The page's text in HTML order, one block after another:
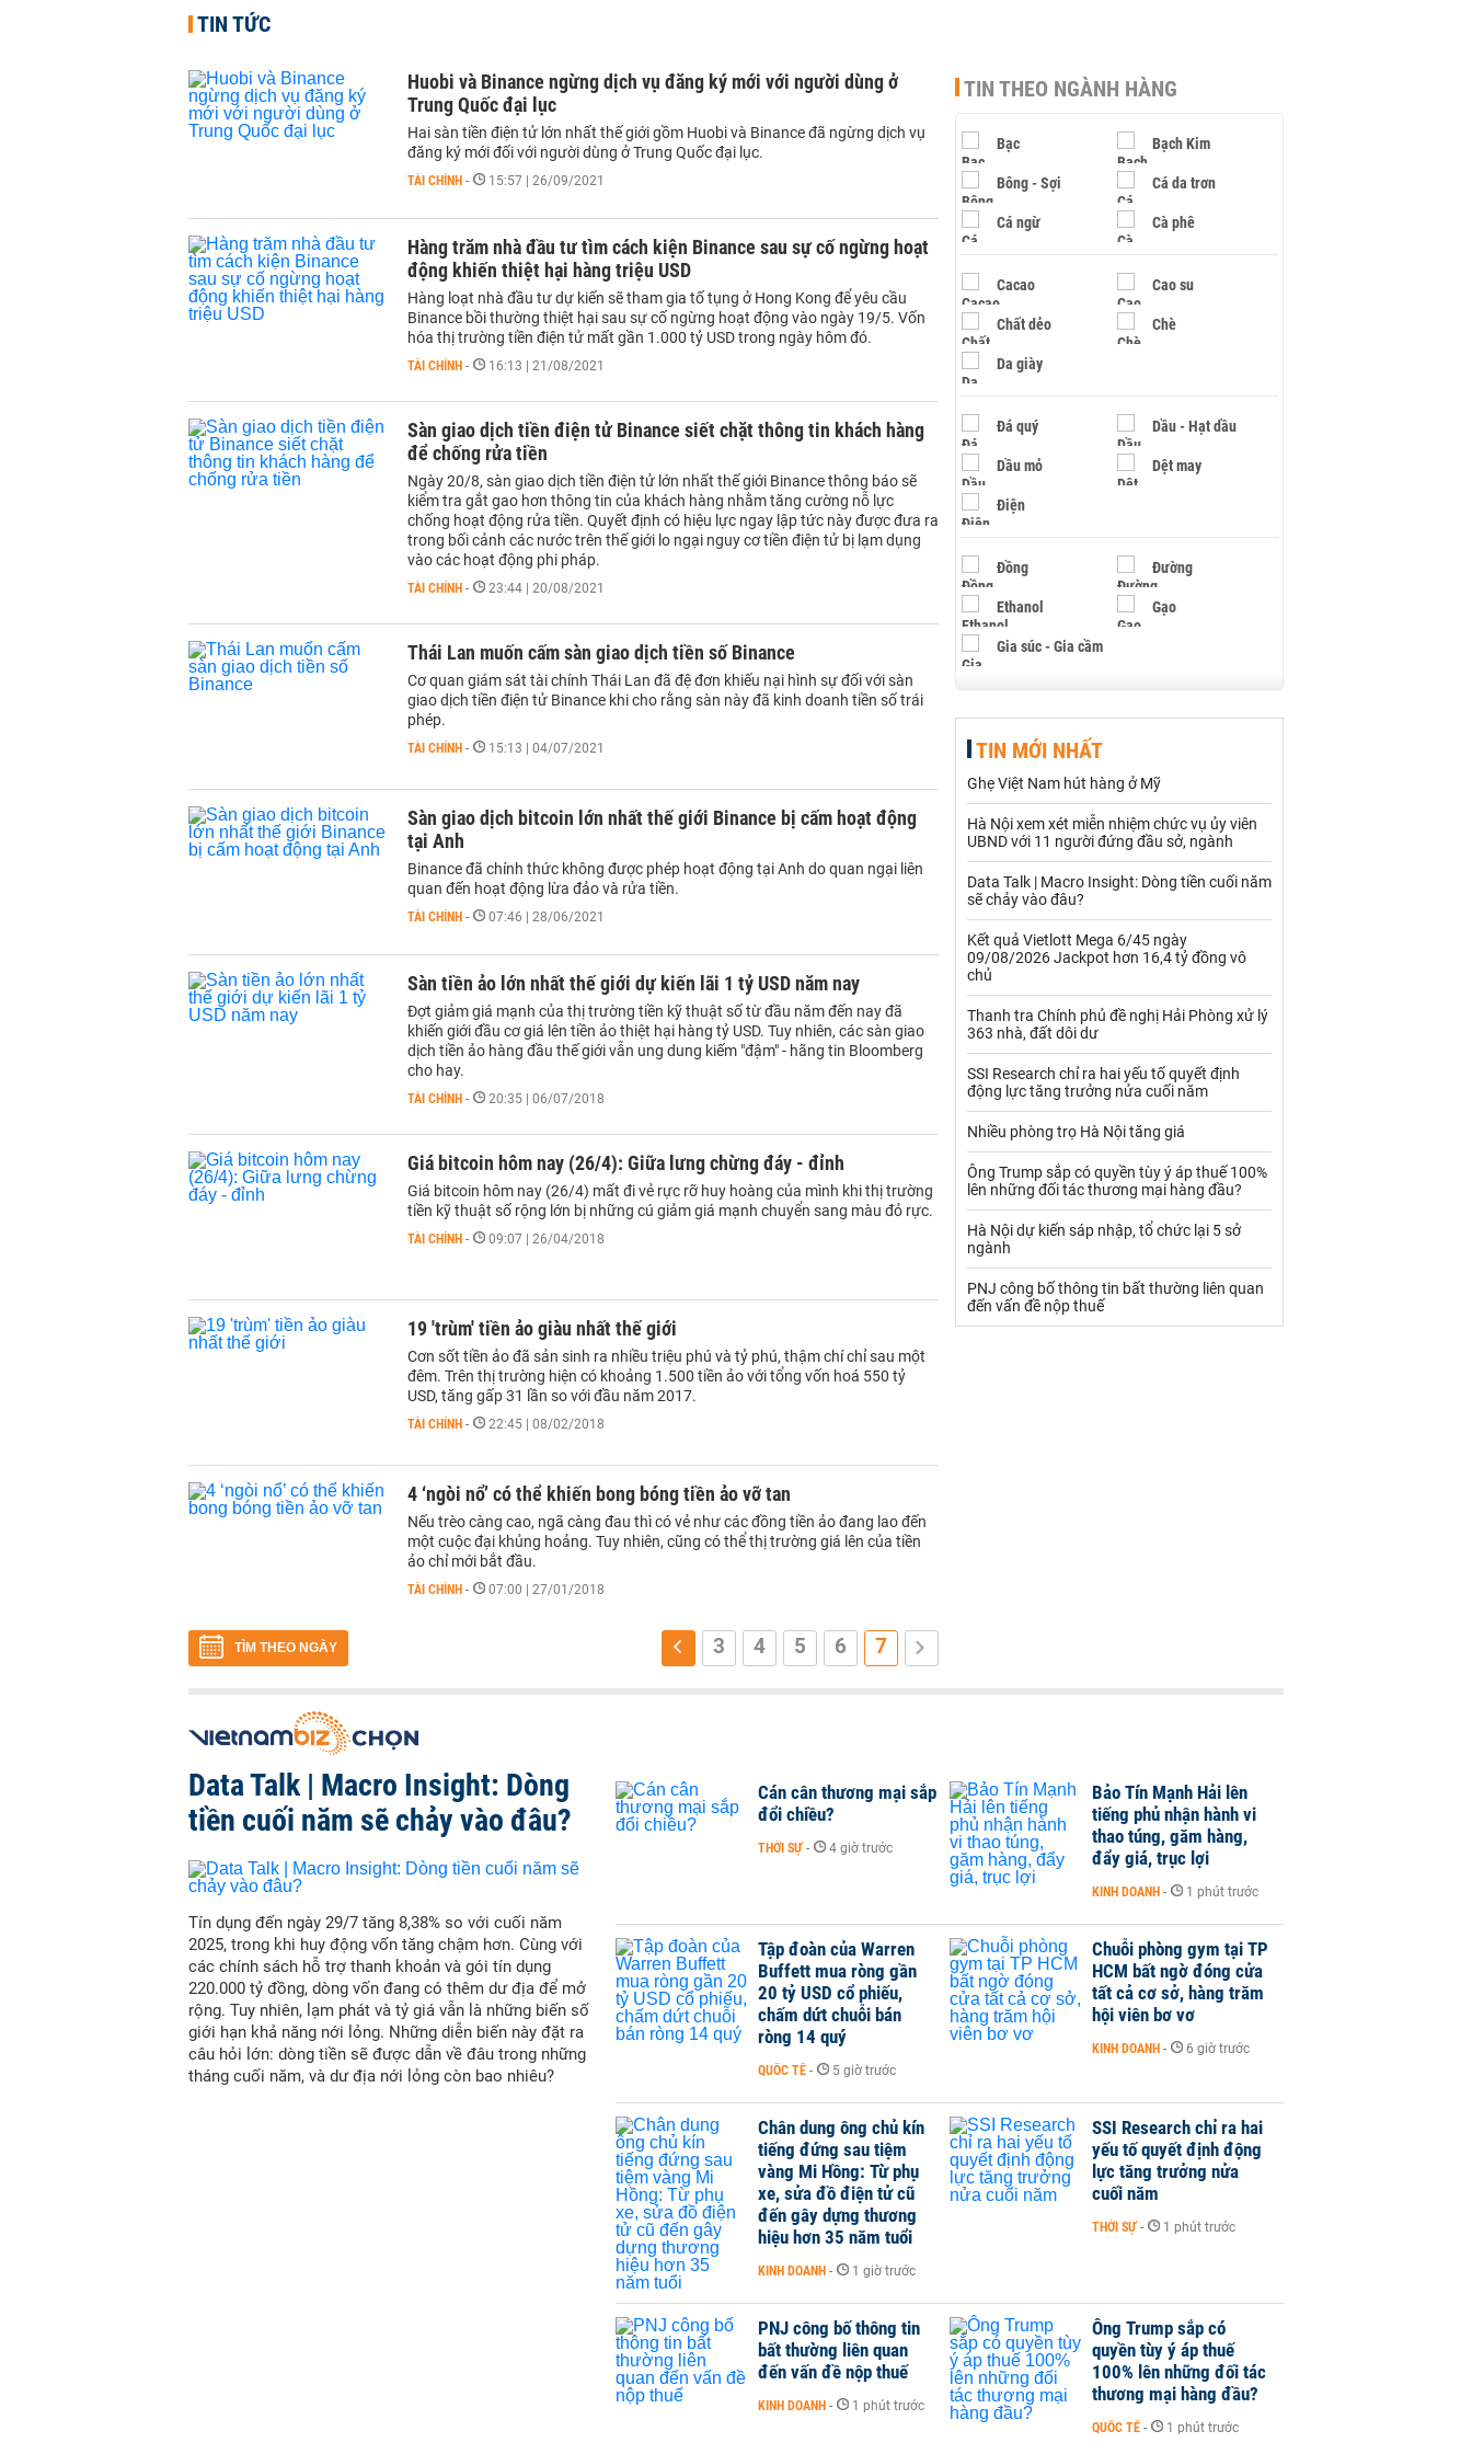
TIN TỨC
Huobi và Binance ngừng dịch vụ đăng ký mới với người dùng ở
Trung Quốc đại lục
Hai sàn tiền điện tử lớn nhất thế giới gồm Huobi và Binance đã ngừng dịch vụ
đăng ký mới đối với người dùng ở Trung Quốc đại lục.
TÀI CHÍNH - 15:57 | 26/09/2021
Hàng trăm nhà đầu tư tìm cách kiện Binance sau sự cố ngừng hoạt
động khiến thiệt hại hàng triệu USD
Hàng loạt nhà đầu tư dự kiến ​​sẽ tham gia tố tụng ở Hong Kong để yêu cầu
Binance bồi thường thiệt hại sau sự cố ngừng hoạt động vào ngày 19/5. Vốn
hóa thị trường tiền điện tử mất gần 1.000 tỷ USD trong ngày hôm đó.
TÀI CHÍNH - 16:13 | 21/08/2021
Sàn giao dịch tiền điện tử Binance siết chặt thông tin khách hàng
để chống rửa tiền
Ngày 20/8, sàn giao dịch tiền điện tử lớn nhất thế giới Binance thông báo sẽ
kiểm tra gắt gao hơn thông tin của khách hàng nhằm tăng cường nỗ lực
chống hoạt động rửa tiền. Quyết định có hiệu lực ngay lập tức này được đưa ra
trong bối cảnh các nước trên thế giới lo ngại nguy cơ tiền điện tử bị lạm dụng
vào các hoạt động phi pháp.
TÀI CHÍNH - 23:44 | 20/08/2021
Thái Lan muốn cấm sàn giao dịch tiền số Binance
Cơ quan giám sát tài chính Thái Lan đã đệ đơn khiếu nại hình sự đối với sàn
giao dịch tiền điện tử Binance khi cho rằng sàn này đã kinh doanh tiền số trái
phép.
TÀI CHÍNH - 15:13 | 04/07/2021
Sàn giao dịch bitcoin lớn nhất thế giới Binance bị cấm hoạt động
tại Anh
Binance đã chính thức không được phép hoạt động tại Anh do quan ngại liên
quan đến hoạt động lừa đảo và rửa tiền.
TÀI CHÍNH - 07:46 | 28/06/2021
Sàn tiền ảo lớn nhất thế giới dự kiến lãi 1 tỷ USD năm nay
Đợt giảm giá mạnh của thị trường tiền kỹ thuật số từ đầu năm đến nay đã
khiến giới đầu cơ giá lên tiền ảo thiệt hại hàng tỷ USD. Tuy nhiên, các sàn giao
dịch tiền ảo hàng đầu thế giới vẫn ung dung kiếm "đậm" - hãng tin Bloomberg
cho hay.
TÀI CHÍNH - 20:35 | 06/07/2018
Giá bitcoin hôm nay (26/4): Giữa lưng chừng đáy - đỉnh
Giá bitcoin hôm nay (26/4) mất đi vẻ rực rỡ huy hoàng của mình khi thị trường
tiền kỹ thuật số rộng lớn bị những cú giảm giá mạnh chuyển sang màu đỏ rực.
TÀI CHÍNH - 09:07 | 26/04/2018
19 'trùm' tiền ảo giàu nhất thế giới
Cơn sốt tiền ảo đã sản sinh ra nhiều triệu phú và tỷ phú, thậm chí chỉ sau một
đêm. Trên thị trường hiện có khoảng 1.500 tiền ảo với tổng vốn hoá 550 tỷ
USD, tăng gấp 31 lần so với đầu năm 2017.
TÀI CHÍNH - 22:45 | 08/02/2018
4 ‘ngòi nổ’ có thể khiến bong bóng tiền ảo vỡ tan
Nếu trèo càng cao, ngã càng đau thì có vẻ như các đồng tiền ảo đang lao đến
một cuộc đại khủng hoảng. Tuy nhiên, cũng có thể thị trường giá lên của tiền
ảo chỉ mới bắt đầu.
TÀI CHÍNH - 07:00 | 27/01/2018
TÌM THEO NGÀY 3 4 5 6 7
TIN THEO NGÀNH HÀNG
Bạc Bạch Kim
Bông - Sợi Cá da trơn
Cá ngừ Cà phê
Cacao Cao su
Chất dẻo Chè
Da giày
Đá quý Dầu - Hạt dầu
Dầu mỏ Dệt may
Điện
Đồng Đường
Ethanol Gạo
Gia súc - Gia cầm
Hạt điều
Khí đốt
Kim loại khác Mắc ca
Muối Ngũ cốc
Nhựa - Hạt nhựa
Palladium Phân bón
Rau - Củ -Quả
Sữa
Than Thức ăn chăn nuôi
Thủy hải sản khác Tôm
Vàng
VLXD khác Xăng dầu
Xi măng - Clynker
TIN MỚI NHẤT
Ghẹ Việt Nam hút hàng ở Mỹ
Hà Nội xem xét miễn nhiệm chức vụ ủy viên
UBND với 11 người đứng đầu sở, ngành
Data Talk | Macro Insight: Dòng tiền cuối năm
sẽ chảy vào đâu?
Kết quả Vietlott Mega 6/45 ngày
09/08/2026 Jackpot hơn 16,4 tỷ đồng vô
chủ
Thanh tra Chính phủ đề nghị Hải Phòng xử lý
363 nhà, đất dôi dư
SSI Research chỉ ra hai yếu tố quyết định
động lực tăng trưởng nửa cuối năm
Nhiều phòng trọ Hà Nội tăng giá
Ông Trump sắp có quyền tùy ý áp thuế 100%
lên những đối tác thương mại hàng đầu?
Hà Nội dự kiến sáp nhập, tổ chức lại 5 sở
ngành
PNJ công bố thông tin bất thường liên quan
đến vấn đề nộp thuế
Data Talk | Macro Insight: Dòng
tiền cuối năm sẽ chảy vào đâu?
Tín dụng đến ngày 29/7 tăng 8,38% so với cuối năm
2025, trong khi huy động vốn tăng chậm hơn. Cùng với
các chính sách hỗ trợ thanh khoản và gói tín dụng
220.000 tỷ đồng, dòng vốn đang có thêm dư địa để mở
rộng. Tuy nhiên, lạm phát và tỷ giá vẫn là những biến số
giới hạn khả năng nới lỏng. Những diễn biến này đặt ra
câu hỏi lớn: dòng tiền sẽ được dẫn về đâu trong những
tháng cuối năm, và dư địa nới lỏng còn bao nhiêu?
Cán cân thương mại sắp
đổi chiều?
THỜI SỰ - 4 giờ trước
Bảo Tín Mạnh Hải lên
tiếng phủ nhận hành vi
thao túng, găm hàng,
đẩy giá, trục lợi
KINH DOANH - 1 phút trước
Tập đoàn của Warren
Buffett mua ròng gần
20 tỷ USD cổ phiếu,
chấm dứt chuỗi bán
ròng 14 quý
QUỐC TẾ - 5 giờ trước
Chuỗi phòng gym tại TP
HCM bất ngờ đóng cửa
tất cả cơ sở, hàng trăm
hội viên bơ vơ
KINH DOANH - 6 giờ trước
Chân dung ông chủ kín
tiếng đứng sau tiệm
vàng Mi Hồng: Từ phụ
xe, sửa đồ điện tử cũ
đến gây dựng thương
hiệu hơn 35 năm tuổi
KINH DOANH - 1 giờ trước
SSI Research chỉ ra hai
yếu tố quyết định động
lực tăng trưởng nửa
cuối năm
THỜI SỰ - 1 phút trước
PNJ công bố thông tin
bất thường liên quan
đến vấn đề nộp thuế
KINH DOANH - 1 phút trước
Ông Trump sắp có
quyền tùy ý áp thuế
100% lên những đối tác
thương mại hàng đầu?
QUỐC TẾ - 1 phút trước